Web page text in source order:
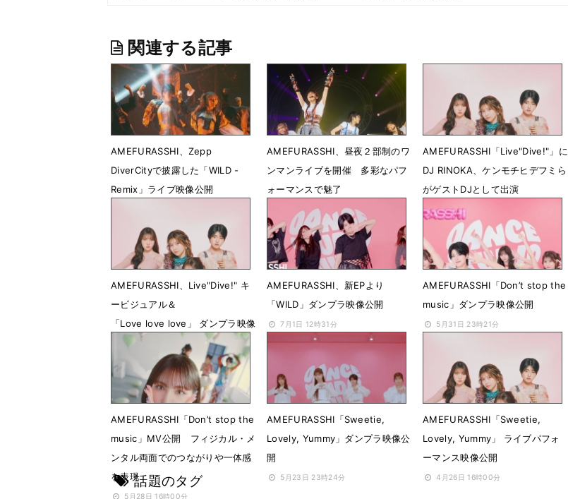
関連する記事
AMEFURASSHI、Zepp
DiverCityで披露した「WILD -
Remix」ライブ映像公開
AMEFURASSHI、昼夜２部制のワ
ンマンライブを開催 多彩なパフ
ォーマンスで魅了
8月22日 15時41分
AMEFURASSHI「Live"Dive!"」に
DJ RINOKA、ケンモチヒデフミら
がゲストDJとして出演
8月7日 22時59分
AMEFURASSHI、Live"Dive!" キ
ービジュアル＆
「Love love love」 ダンプラ映像
公開
7月30日 20時58分
AMEFURASSHI、新EPより
「WILD」ダンプラ映像公開
7月1日 12時31分
AMEFURASSHI「Don’t stop the
music」ダンプラ映像公開
5月31日 23時21分
AMEFURASSHI「Don’t stop the
music」MV公開 フィジカル・メ
ンタル両面でのつながりや一体感
を表現
5月28日 16時00分
AMEFURASSHI「Sweetie,
Lovely, Yummy」ダンプラ映像公
開
5月23日 23時24分
AMEFURASSHI「Sweetie,
Lovely, Yummy」 ライブパフォ
ーマンス映像公開
4月26日 16時00分
話題のタグ